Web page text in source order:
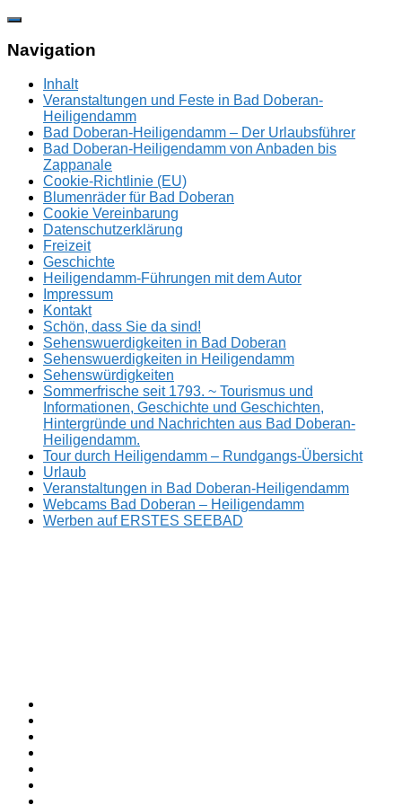
Zum
springen
Navigation
Inhalt
Veranstaltungen und Feste in Bad Doberan-
Heiligendamm
Bad Doberan-Heiligendamm – Der Urlaubsführer
Bad Doberan-Heiligendamm von Anbaden bis
Zappanale
Cookie-Richtlinie (EU)
Blumenräder für Bad Doberan
Cookie Vereinbarung
Datenschutzerklärung
Freizeit
Geschichte
Heiligendamm-Führungen mit dem Autor
Impressum
Kontakt
Schön, dass Sie da sind!
Sehenswuerdigkeiten in Bad Doberan
Sehenswuerdigkeiten in Heiligendamm
Sehenswürdigkeiten
Sommerfrische seit 1793. ~ Tourismus und
Informationen, Geschichte und Geschichten,
Hintergründe und Nachrichten aus Bad Doberan-
Heiligendamm.
Tour durch Heiligendamm – Rundgangs-Übersicht
Urlaub
Veranstaltungen in Bad Doberan-Heiligendamm
Webcams Bad Doberan – Heiligendamm
Werben auf ERSTES SEEBAD
ERSTES
SEEBAD
Sommerfrische
seit
1793.